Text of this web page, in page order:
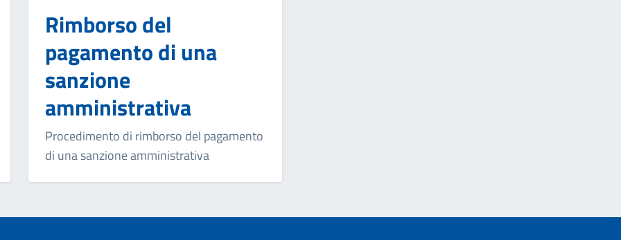
Rimborso del
pagamento di una
sanzione
amministrativa
Procedimento di rimborso del pagamento
di una sanzione amministrativa